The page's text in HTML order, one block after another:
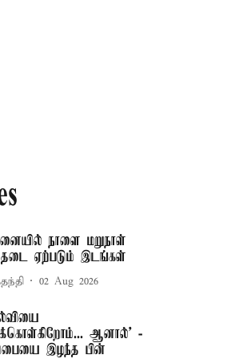
நாளை மறுநாள்
தடை ஏற்படும் இடங்கள்
02 Aug 2026
ஆனால்’ -
இழந்த பின்